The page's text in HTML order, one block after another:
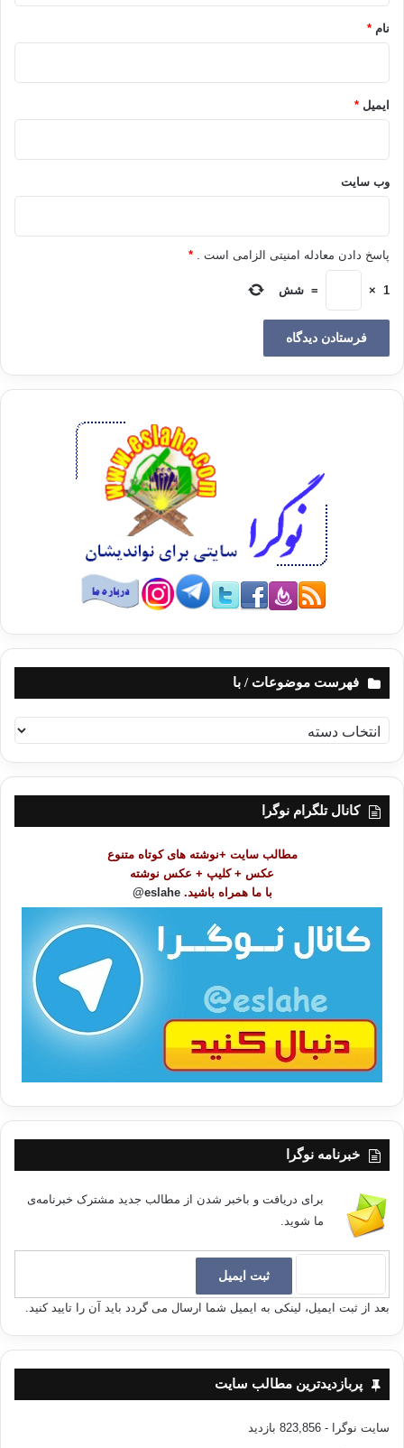
نام *
ایمیل *
وب‌ سایت
پاسخ دادن معادله امنیتی الزامی است . *
1
×
= شش
فهرست موضوعات / با
ه
ر
کانال تلگرام نوگرا
مطالب سایت +نوشته های کوتاه متنوع
عکس + کلیپ + عکس نوشته
با ما همراه باشید. eslahe@
خبرنامه نوگرا
برای دریافت و باخبر شدن از مطالب جدید مشترک خبرنامه‌ی
ما شوید.
بعد از ثبت ایمیل، لینکی به ایمیل شما ارسال می گردد باید آن را تایید کنید.
پربازدیدترین مطالب سایت
سایت نوگرا - 823,856 بازدید